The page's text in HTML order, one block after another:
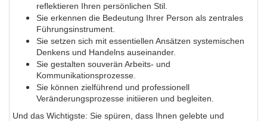
reflektieren Ihren persönlichen Stil.
Sie erkennen die Bedeutung Ihrer Person als zentrales
Führungsinstrument.
Sie setzen sich mit essentiellen Ansätzen systemischen
Denkens und Handelns auseinander.
Sie gestalten souverän Arbeits- und
Kommunikationsprozesse.
Sie können zielführend und professionell
Veränderungsprozesse initiieren und begleiten.
Und das Wichtigste: Sie spüren, dass Ihnen gelebte und